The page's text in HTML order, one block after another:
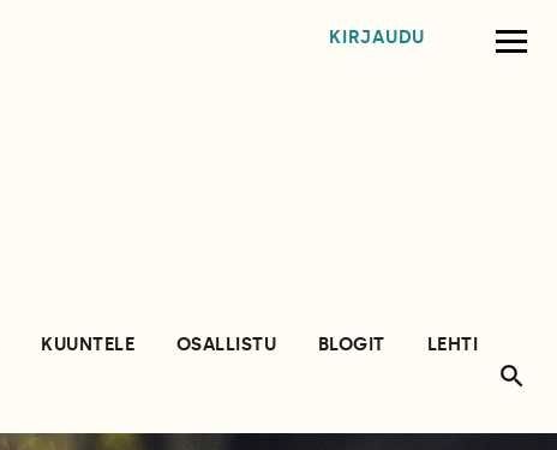
KIRJAUDU
KUUNTELE OSALLISTU BLOGIT
LEHTI